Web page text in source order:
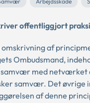
offentliggjort
af
Ombudsmand,
med netværket
samvær. Det
af denne